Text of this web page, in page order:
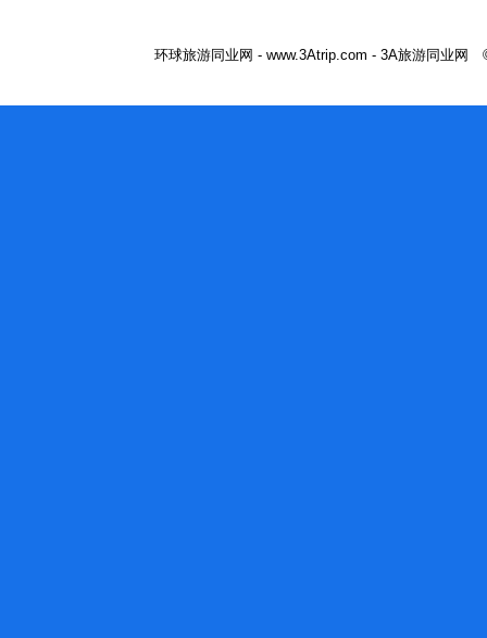
环球旅游同业网 - www.3Atrip.com - 3A旅游同